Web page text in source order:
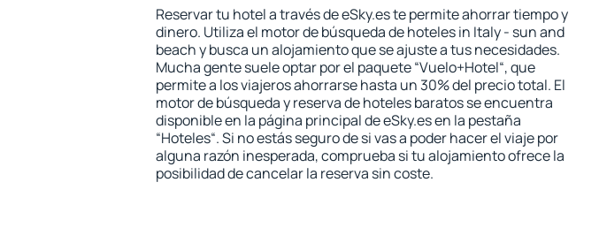
Reservar tu hotel a través de eSky.es te permite ahorrar tiempo y
dinero. Utiliza el motor de búsqueda de hoteles in Italy - sun and
beach y busca un alojamiento que se ajuste a tus necesidades.
Mucha gente suele optar por el paquete “Vuelo+Hotel“, que
permite a los viajeros ahorrarse hasta un 30% del precio total. El
motor de búsqueda y reserva de hoteles baratos se encuentra
disponible en la página principal de eSky.es en la pestaña
“Hoteles“. Si no estás seguro de si vas a poder hacer el viaje por
alguna razón inesperada, comprueba si tu alojamiento ofrece la
posibilidad de cancelar la reserva sin coste.